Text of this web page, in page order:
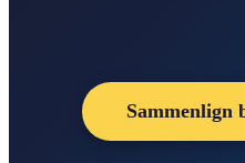
Sammenlign